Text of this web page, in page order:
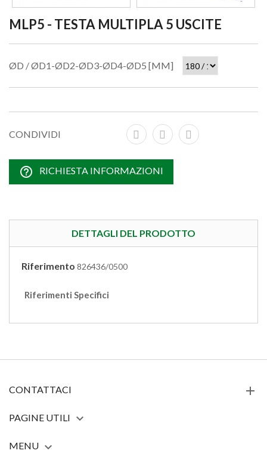
MLP5 - TESTA MULTIPLA 5 USCITE
ØD / ØD1-ØD2-ØD3-ØD4-ØD5 [MM]
CONDIVIDI
help_outline RICHIESTA INFORMAZIONI
DETTAGLI DEL PRODOTTO
Riferimento 826436/0500
Riferimenti Specifici
CONTATTACI
PAGINE UTILI 
MENU 